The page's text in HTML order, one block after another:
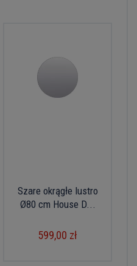
Szare okrągłe lustro
Ø80 cm House D...
599,00 zł